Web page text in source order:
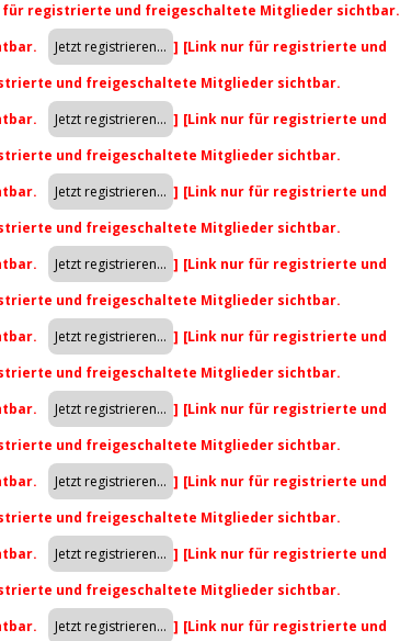
für registrierte und freigeschaltete Mitglieder sichtbar.
] [Link nur für registrierte und
und freigeschaltete Mitglieder sichtbar.
] [Link nur für registrierte und
und freigeschaltete Mitglieder sichtbar.
] [Link nur für registrierte und
und freigeschaltete Mitglieder sichtbar.
] [Link nur für registrierte und
und freigeschaltete Mitglieder sichtbar.
] [Link nur für registrierte und
und freigeschaltete Mitglieder sichtbar.
] [Link nur für registrierte und
und freigeschaltete Mitglieder sichtbar.
] [Link nur für registrierte und
und freigeschaltete Mitglieder sichtbar.
] [Link nur für registrierte und
und freigeschaltete Mitglieder sichtbar.
] [Link nur für registrierte und